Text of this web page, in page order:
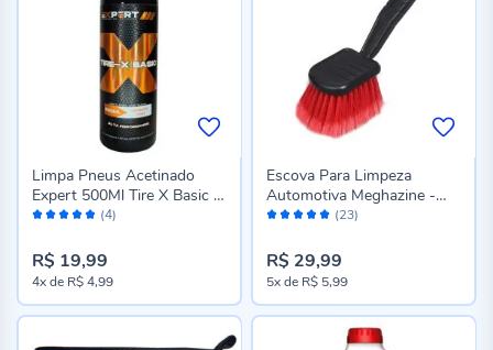
Avaliação: (4)
Limpa Pneus Acetinado
Expert 500Ml Tire X Basic -
17836
R$ 19,99
4xde R$ 4,99
Avaliação: (23)
Escova Para Limpeza
Automotiva Meghazine -
EA1881
R$ 29,99
5xde R$ 5,99